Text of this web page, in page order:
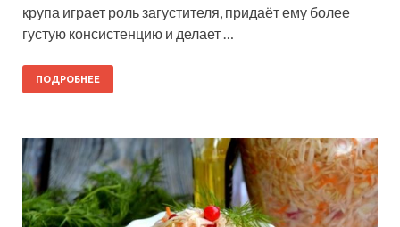
крупа играет роль загустителя, придаёт ему более
густую консистенцию и делает …
ПОДРОБНЕЕ